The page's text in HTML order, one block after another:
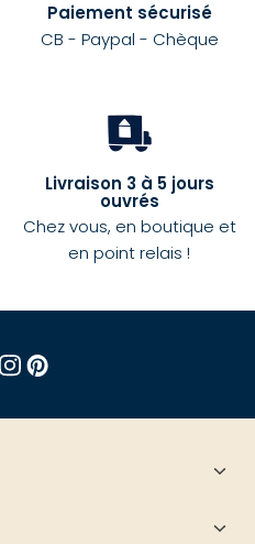
Paiement sécurisé
CB - Paypal - Chèque
Livraison 3 à 5 jours
ouvrés
Chez vous, en boutique et
en point relais !